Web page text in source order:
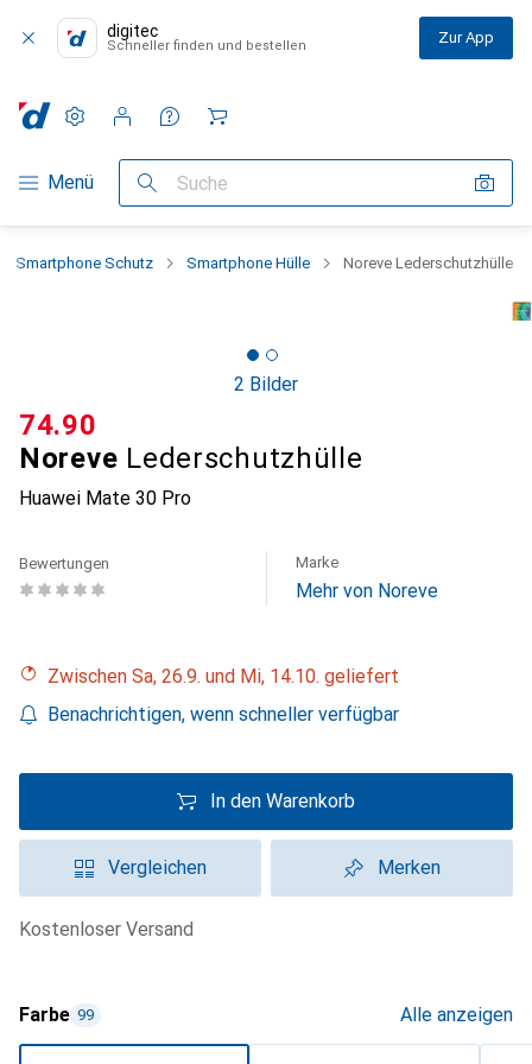
digitec
Schneller finden und bestellen Zur App
Navigation nach Kategorien
Menü Suche
Einstellungen
Kundenkonto
Vergleichslisten
Merklisten
Warenkorb
Smartphone Schutz Smartphone Hülle Noreve Lederschutzhülle
2 Bilder
Noreve Lederschutzhülle
Huawei Mate 30 Pro
CHF
74.90
Bewertungen Marke
Mehr von Noreve
Zwischen Sa, 26.9. und Mi, 14.10. geliefert
Benachrichtigen, wenn schneller verfügbar
In den Warenkorb
Vergleichen Merken
kostenloser Versand
Farbe 99 Alle anzeigen